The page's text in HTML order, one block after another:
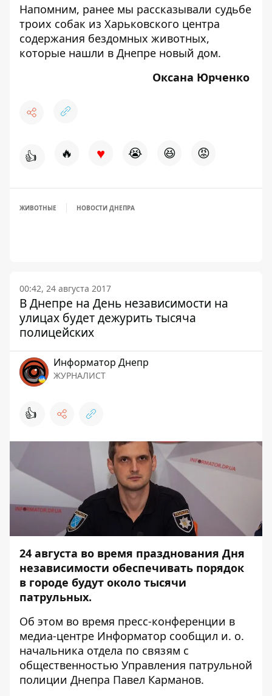
Напомним, ранее мы рассказывали судьбе
троих собак из Харьковского центра
содержания бездомных животных,
которые нашли в Днепре новый дом.
Оксана Юрченко
👍 🔥 ♥ 😭 😆 😡
ЖИВОТНЫЕ НОВОСТИ ДНЕПРА
00:42, 24 августа 2017
В Днепре на День независимости на
улицах будет дежурить тысяча
полицейских
Информатор Днепр
ЖУРНАЛИСТ
👍
24 августа во время празднования Дня
независимости обеспечивать порядок
в городе будут около тысячи
патрульных.
Об этом во время пресс-конференции в
медиа-центре Информатор сообщил и. о.
начальника отдела по связям с
общественностью Управления патрульной
полиции Днепра Павел Карманов.